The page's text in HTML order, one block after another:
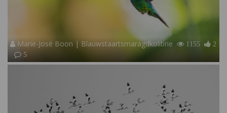
Marie-José Boon | Blauwstaartsmaragdkolibrie 1155
2
5